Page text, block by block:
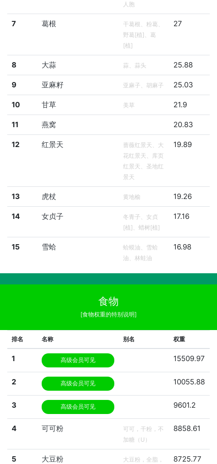
人胞
7 葛根
干葛根、粉葛、
野葛[植]、葛
[植]
27
8 大蒜 蒜、蒜头 25.88
9 亚麻籽 亚麻子、胡麻子 25.03
10 甘草 美草 21.9
11 燕窝 20.83
12 红景天
蔷薇红景天、大
花红景天、库页
红景天、圣地红
景天
19.89
13 虎杖 黄地榆 19.26
14 女贞子
冬青子、女贞
[植]、蜡树[植]
17.16
15 雪蛤
蛤蟆油、雪蛤
油、林蛙油
16.98
食物
[食物权重的特别说明]
排名 名称 别名 权重
1 高级会员可见 15509.97
2 高级会员可见 10055.88
3 高级会员可见 9601.2
4 可可粉
可可，干粉，不
加糖（U）
8858.61
5 大豆粉
大豆粉，全脂，
8725.77